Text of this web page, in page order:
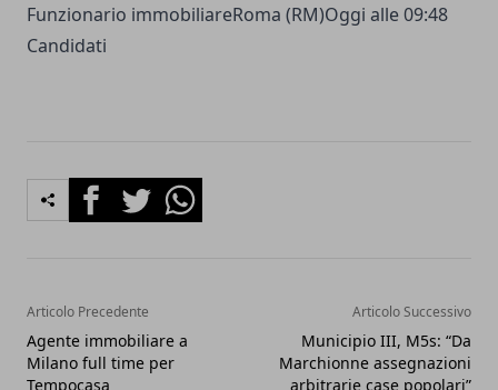
Funzionario immobiliareRoma (RM)Oggi alle 09:48
Candidati
FacebookTwitterWhatsapp
Articolo Precedente
Agente immobiliare a
Milano full time per
Tempocasa
Articolo Successivo
Municipio III, M5s: “Da
Marchionne assegnazioni
arbitrarie case popolari”